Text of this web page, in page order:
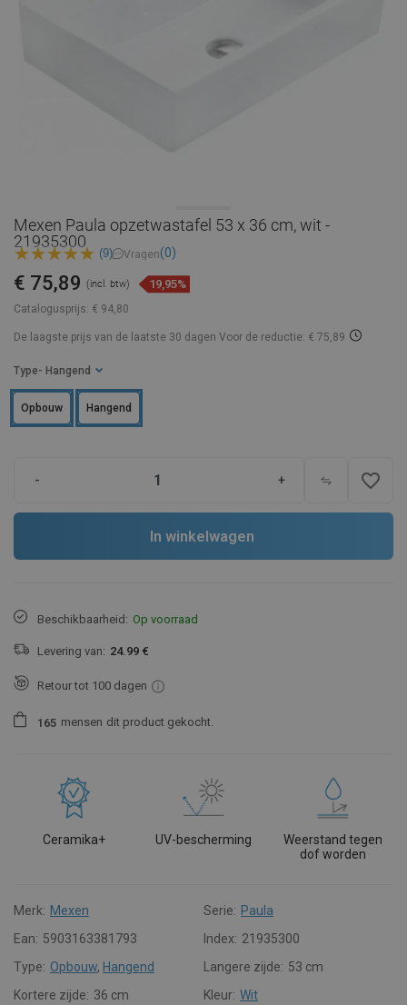
Mexen Paula opzetwastafel 53 x 36 cm, wit -
21935300
(9) Vragen(0)
Catalogusprijs: € 94,80
€ 75,89 (incl. btw) 19,95%
De laagste prijs van de laatste 30 dagen Voor de reductie: € 75,89
Type - Hangend
Opbouw Hangend
- + favorite_border
In winkelwagen
Beschikbaarheid: Op voorraad
Levering van: 24.99 €
Retour tot 100 dagen
1 65 mensen dit product gekocht.
Ceramika+ UV-bescherming
Weerstand tegen
dof worden
Merk: Mexen Serie: Paula
Ean: 5903163381793 Index: 21935300
Type: Opbouw, Hangend Langere zijde: 53 cm
Kortere zijde: 36 cm Kleur: Wit